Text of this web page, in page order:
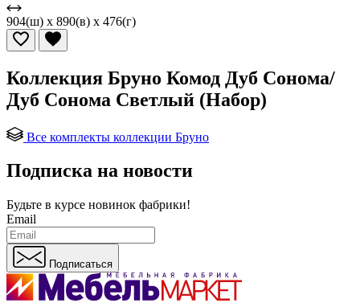
904(ш) x 890(в) x 476(г)
Коллекция Бруно Комод Дуб Сонома/
Дуб Сонома Светлый (Набор)
Все комплекты коллекции Бруно
Подписка на новости
Будьте в курсе новинок фабрики!
Email
Подписаться